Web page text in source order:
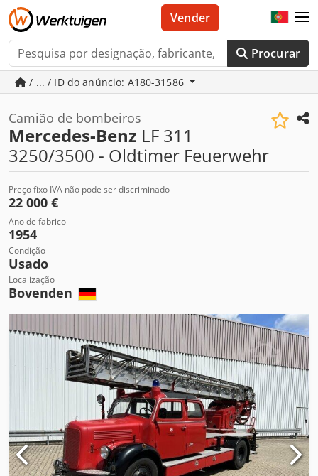
Procurar
Vender
/ ... / ID do anúncio: A180-31586
Camião de bombeiros
Mercedes-Benz LF 311
3250/3500 - Oldtimer Feuerwehr
Preço fixo IVA não pode ser discriminado
22 000 €
Ano de fabrico
1954
Condição
Usado
Localização
Bovenden